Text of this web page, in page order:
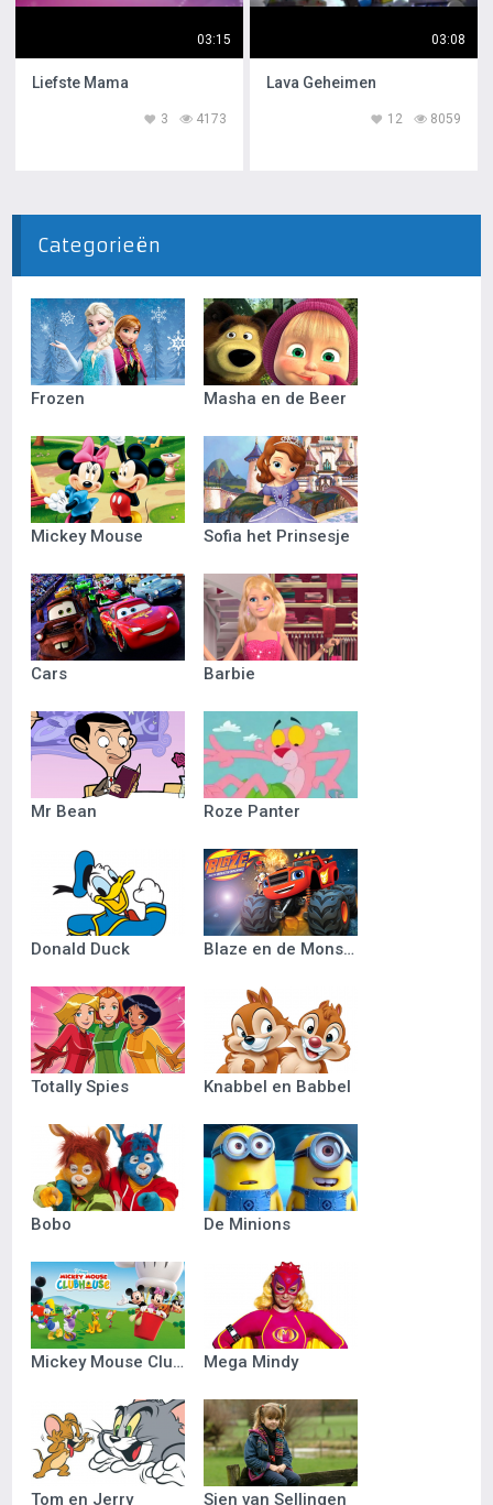
03:15
Liefste Mama
4173
3
03:08
Lava Geheimen
8059
12
Categorieën
Frozen Masha en de Beer
Mickey Mouse Sofia het Prinsesje
Cars Barbie
Mr Bean Roze Panter
Donald Duck Blaze en de Monsterwielen
Totally Spies Knabbel en Babbel
Bobo De Minions
Mickey Mouse Clubhuis Mega Mindy
Tom en Jerry Sien van Sellingen